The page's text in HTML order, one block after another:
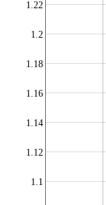
1.1
1.12
1.14
1.16
1.18
1.2
1.22